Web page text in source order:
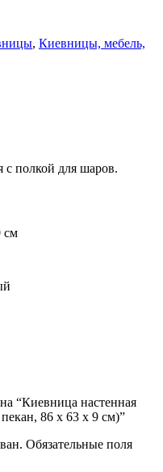
, Киевницы, мебель,
с полкой для шаров.
см
“Киевница настенная
86 х 63 х 9 см)”
Обязательные поля